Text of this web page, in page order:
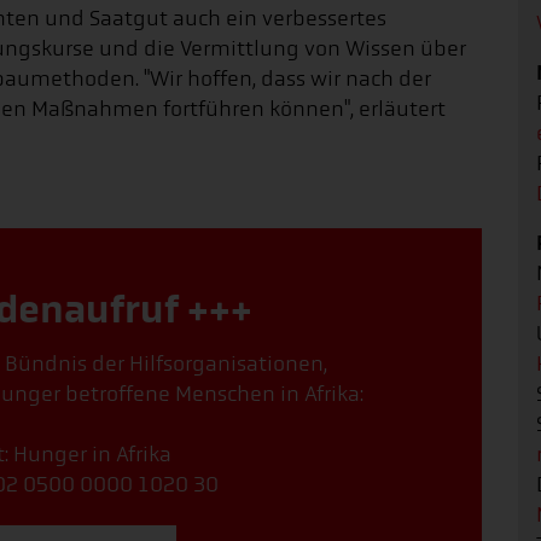
und Saatgut auch ein verbessertes
und die Vermittlung von Wissen über
"Wir hoffen, dass wir nach der
Maßnahmen fortführen können", erläutert
+++
der Hilfsorganisationen,
betroffene Menschen in Afrika:
Hunger in Afrika
0500 0000 1020 30